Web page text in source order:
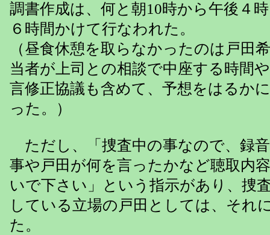
調書作成は、何と朝10時から午後４
６時間かけて行なわれた。
（昼食休憩を取らなかったのは戸田
当者が上司との相談で中座する時間
言修正協議も含めて、予想をはるか
った。）
ただし、「捜査中の事なので、録
事や戸田が何を言ったかなど聴取内
いで下さい」という指示があり、捜
している立場の戸田としては、それ
た。